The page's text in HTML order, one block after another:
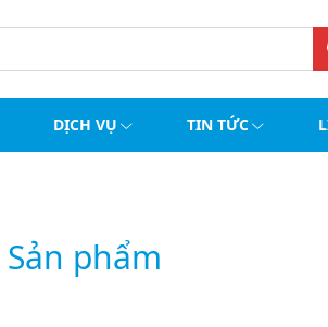
DỊCH VỤ TIN TỨC
Sản phẩm